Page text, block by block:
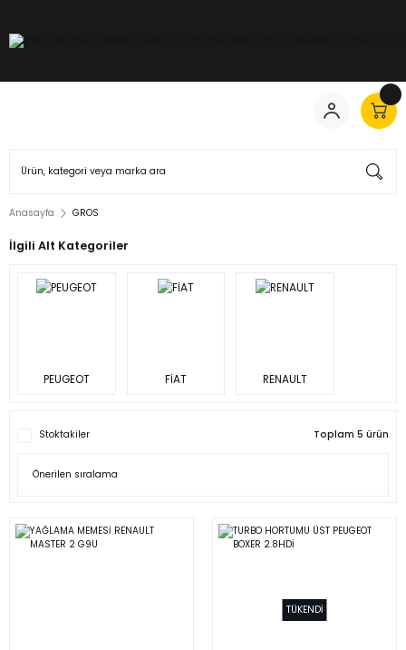
Anasayfa GROS
İlgili Alt Kategoriler
PEUGEOT FİAT RENAULT
Stoktakiler Toplam 5 ürün
TÜKENDİ